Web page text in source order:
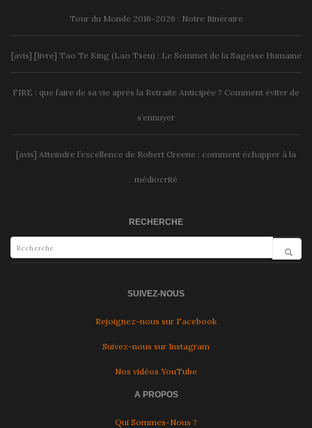
Tour du Monde 2016-2026 : Notre Itinéraire
[avis] [livre] Tao Te King (Lao Tseu) : Le Sommet de la Sagesse Humaine
FIRE : que faire de sa vie après la Retraite Anticipée ? Comment éviter de
s’ennuyer
[avis] Atteindre l’excellence de Robert Greene : comment échapper à la
médiocrité
RECHERCHE
SUIVEZ-NOUS
Rejoignez-nous sur Facebook
Suivez-nous sur Instagram
Nos vidéos YouTube
A PROPOS
Qui Sommes-Nous ?